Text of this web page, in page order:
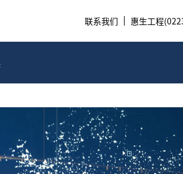
联系我们 惠生工程